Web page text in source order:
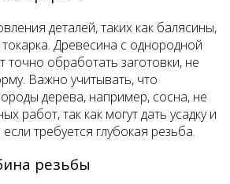
деталей, таких как балясины,
токарка. Древесина с однородной
точно обработать заготовки, не
Важно учитывать, что
дерева, например, сосна, не
работ, так как могут дать усадку и
требуется глубокая резьба.
резьбы